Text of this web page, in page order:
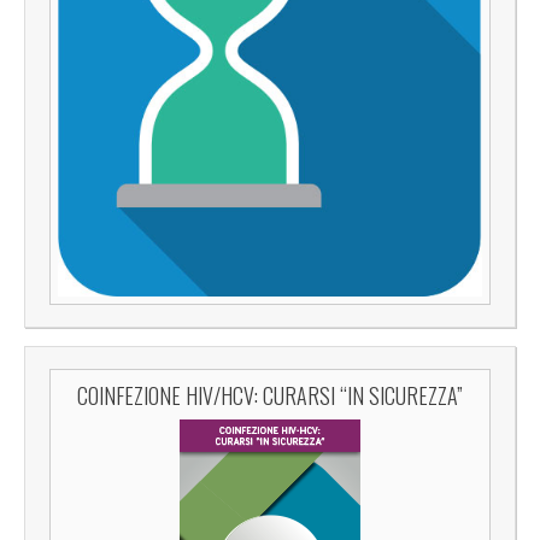
COINFEZIONE HIV/HCV: CURARSI “IN SICUREZZA”